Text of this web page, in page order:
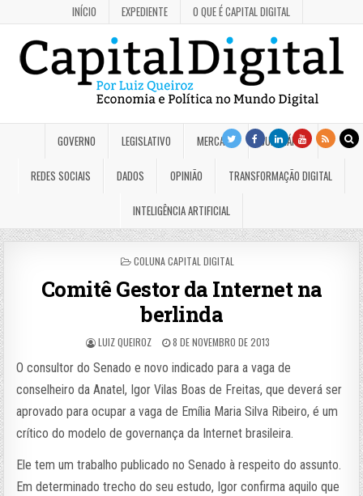
INÍCIO EXPEDIENTE O QUE É CAPITAL DIGITAL
GOVERNO LEGISLATIVO MERCADO JUDICIÁRIO
REDES SOCIAIS DADOS OPINIÃO TRANSFORMAÇÃO DIGITAL
INTELIGÊNCIA ARTIFICIAL
POSTED
COLUNA CAPITAL DIGITAL
Comitê Gestor da Internet na
berlinda
LUIZ QUEIROZ 8 DE NOVEMBRO DE 2013
O consultor do Senado e novo indicado para a vaga de
conselheiro da Anatel, Igor Vilas Boas de Freitas, que deverá ser
aprovado para ocupar a vaga de Emília Maria Silva Ribeiro, é um
crítico do modelo de governança da Internet brasileira.
Ele tem um trabalho publicado no Senado à respeito do assunto.
Em determinado trecho do seu estudo, Igor confirma aquilo que